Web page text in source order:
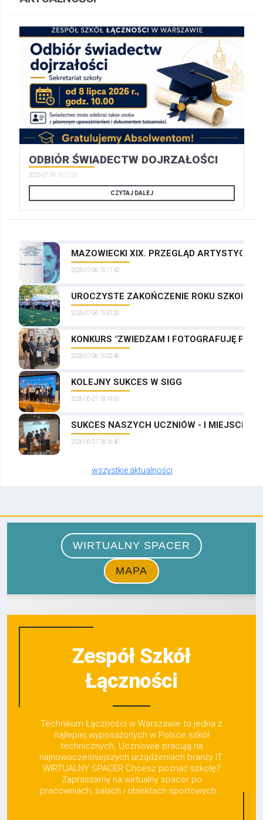
ODBIÓR ŚWIADECTW DOJRZAŁOŚCI
2026-07-06 15:11:29
CZYTAJ DALEJ
MAZOWIECKI XIX. PRZEGLĄD
2026-07-06 15:11:42
UROCZYSTE ZAKOŃCZENIE ROKU
2026-07-06 15:37:26
KONKURS "ZWIEDZAM I FOTOGRAFUJĘ
2026-07-06 15:02:46
KOLEJNY SUKCES W SIGG
2026-06-21 18:19:50
SUKCES NASZYCH UCZNIÓW - I MIEJSCE W
2026-06-21 18:16:40
wszystkie aktualności
Zespół Szkół
Łączności
Technikum Łączności w Warszawie to jedna z
najlepiej wyposażonych w Polsce szkół
technicznych. Uczniowie pracują na
najnowocześniejszych urządzeniach branży IT.
WIRTUALNY SPACER Chcesz poznać szkołę?
Zapraszamy na wirtualny spacer po
pracowniach, salach i obiektach sportowych...